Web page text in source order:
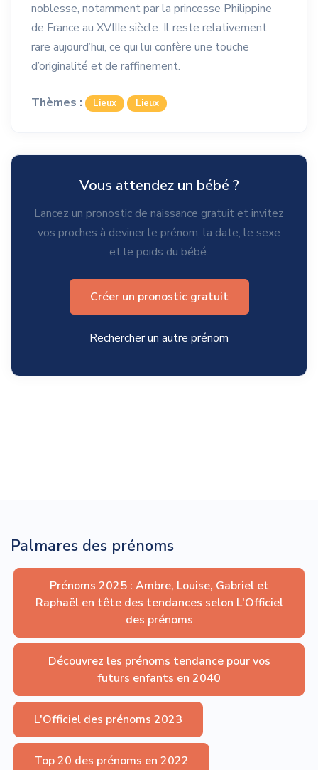
noblesse, notamment par la princesse Philippine
de France au XVIIIe siècle. Il reste relativement
rare aujourd’hui, ce qui lui confère une touche
d’originalité et de raffinement.
Thèmes : Lieux Lieux
Vous attendez un bébé ?
Lancez un pronostic de naissance gratuit et invitez
vos proches à deviner le prénom, la date, le sexe
et le poids du bébé.
Créer un pronostic gratuit
Rechercher un autre prénom
Palmares des prénoms
Prénoms 2025 : Ambre, Louise, Gabriel et
Raphaël en tête des tendances selon L'Officiel
des prénoms
Découvrez les prénoms tendance pour vos
futurs enfants en 2040
L'Officiel des prénoms 2023
Top 20 des prénoms en 2022